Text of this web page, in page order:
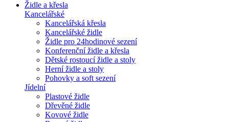
Židle a křesla
Kancelářské
Kancelářská křesla
Kancelářské židle
Židle pro 24hodinové sezení
Konferenční židle a křesla
Dětské rostoucí židle a stoly
Herní židle a stoly
Pohovky a soft sezení
Jídelní
Plastové židle
Dřevěné židle
Kovové židle